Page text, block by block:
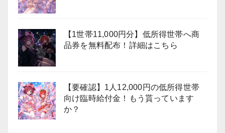
【1世帯11,000円分】低所得世帯へ商
品券を無料配布！詳細はこちら
【要確認】1人12,000円の低所得世帯
向け臨時給付金！もう貰っています
か？